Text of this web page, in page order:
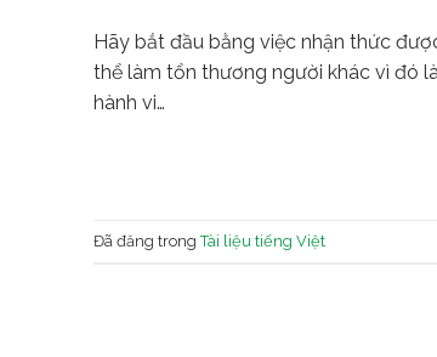
Hãy bắt đầu bằng việc nhận thức
thể làm tổn thương người khác vì đó
hành vi…
Đã đăng trongTài liệu tiếng Việt